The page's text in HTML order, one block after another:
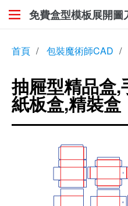
首頁 / 包裝魔術師CAD /
抽屜型精品盒,
紙板盒,精裝盒